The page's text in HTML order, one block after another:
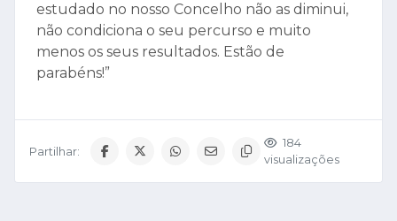
estudado no nosso Concelho não as diminui,
não condiciona o seu percurso e muito
menos os seus resultados. Estão de
parabéns!”
Partilhar:
184
visualizações